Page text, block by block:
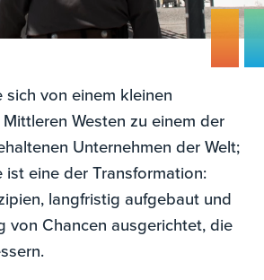
von einem kleinen
Westen zu einem der
Unternehmen der Welt;
ist eine der Transformation:
langfristig aufgebaut und
von Chancen ausgerichtet, die